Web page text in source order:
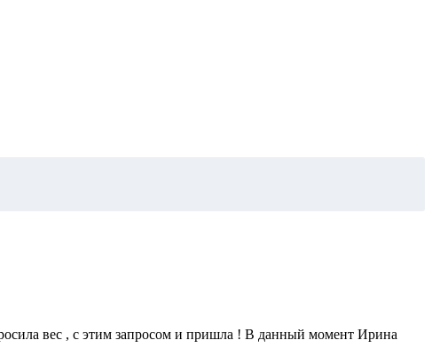
вес , с этим запросом и пришла ! В данный момент Ирина